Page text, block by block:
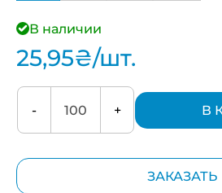
В наличии
25,95₴/шт.
- + В
ЗАКАЗАТЬ